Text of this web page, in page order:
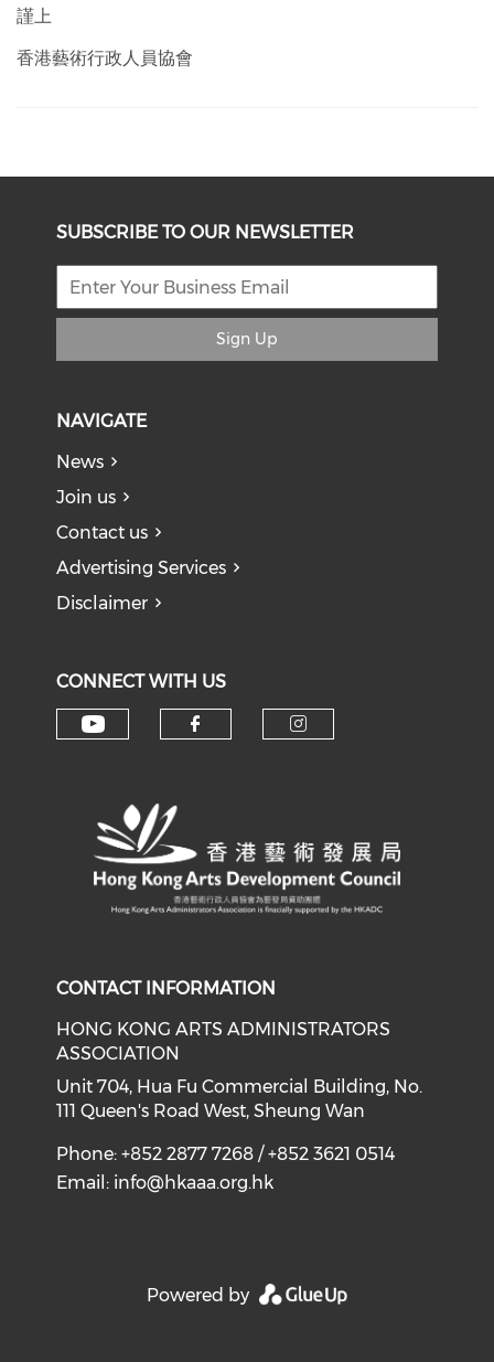
謹上
香港藝術行政人員協會
SUBSCRIBE TO OUR NEWSLETTER
Sign Up
NAVIGATE
News
Join us
Contact us
Advertising Services
Disclaimer
CONNECT WITH US
CONTACT INFORMATION
HONG KONG ARTS ADMINISTRATORS
ASSOCIATION
Unit 704, Hua Fu Commercial Building, No.
111 Queen's Road West, Sheung Wan
Phone: +852 2877 7268 / +852 3621 0514
Email: info@hkaaa.org.hk
Powered by